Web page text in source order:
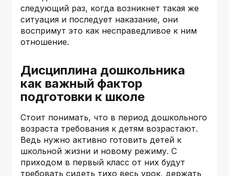
следующий раз, когда возникнет такая же
ситуация и последует наказание, они
воспримут это как несправедливое к ним
отношение.
Дисциплина дошкольника
как важный фактор
подготовки к школе
Стоит понимать, что в период дошкольного
возраста требования к детям возрастают.
Ведь нужно активно готовить детей к
школьной жизни и новому режиму. С
приходом в первый класс от них будут
требовать сидеть тихо весь урок, держать